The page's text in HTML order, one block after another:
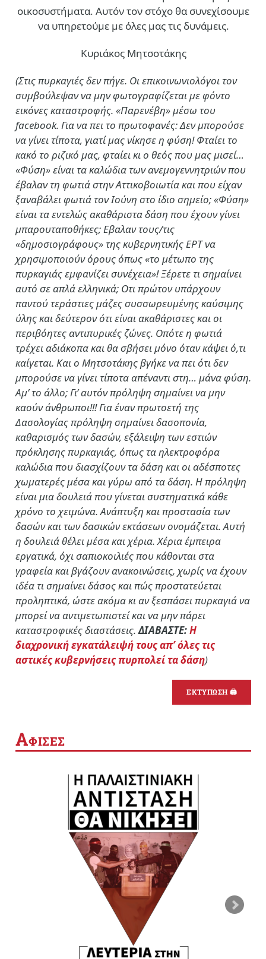
οικοσυστήματα. Αυτόν τον στόχο θα συνεχίσουμε
να υπηρετούμε με όλες μας τις δυνάμεις.
Κυριάκος Μητσοτάκης
(Στις πυρκαγιές δεν πήγε. Οι επικοινωνιολόγοι τον
συμβούλεψαν να μην φωτογραφίζεται με φόντο
εικόνες καταστροφής. «Παρενέβη» μέσω του
facebook. Για να πει το πρωτοφανές: Δεν μπορούσε
να γίνει τίποτα, γιατί μας νίκησε η φύση! Φταίει το
κακό το ριζικό μας, φταίει κι ο θεός που μας μισεί…
«Φύση» είναι τα καλώδια των ανεμογεννητριών που
έβαλαν τη φωτιά στην Αττικοβοιωτία και που είχαν
ξαναβάλει φωτιά τον Ιούνη στο ίδιο σημείο; «Φύση»
είναι τα εντελώς ακαθάριστα δάση που έχουν γίνει
μπαρουταποθήκες; Εβαλαν τους/τις
«δημοσιογράφους» της κυβερνητικής ΕΡΤ να
χρησιμοποιούν όρους όπως «το μέτωπο της
πυρκαγιάς εμφανίζει συνέχεια»! Ξέρετε τι σημαίνει
αυτό σε απλά ελληνικά; Οτι πρώτον υπάρχουν
παντού τεράστιες μάζες συσσωρευμένης καύσιμης
ύλης και δεύτερον ότι είναι ακαθάριστες και οι
περιβόητες αντιπυρικές ζώνες. Οπότε η φωτιά
τρέχει αδιάκοπα και θα σβήσει μόνο όταν κάψει ό,τι
καίγεται. Και ο Μητσοτάκης βγήκε να πει ότι δεν
μπορούσε να γίνει τίποτα απέναντι στη… μάνα φύση.
Αμ’ το άλλο; Γι’ αυτόν πρόληψη σημαίνει να μην
καούν άνθρωποι!!! Για έναν πρωτοετή της
Δασολογίας πρόληψη σημαίνει δασοπονία,
καθαρισμός των δασών, εξάλειψη των εστιών
πρόκλησης πυρκαγιάς, όπως τα ηλεκτροφόρα
καλώδια που διασχίζουν τα δάση και οι αδέσποτες
χωματερές μέσα και γύρω από τα δάση. Η πρόληψη
είναι μια δουλειά που γίνεται συστηματικά κάθε
χρόνο το χειμώνα. Ανάπτυξη και προστασία των
δασών και των δασικών εκτάσεων ονομάζεται. Αυτή
η δουλειά θέλει μέσα και χέρια. Χέρια έμπειρα
εργατικά, όχι σαπιοκοιλιές που κάθονται στα
γραφεία και βγάζουν ανακοινώσεις, χωρίς να έχουν
ιδέα τι σημαίνει δάσος και πώς προστατεύεται
προληπτικά, ώστε ακόμα κι αν ξεσπάσει πυρκαγιά να
μπορεί να αντιμετωπιστεί και να μην πάρει
καταστροφικές διαστάσεις.ΔΙΑΒΑΣΤΕ:Η
διαχρονική εγκατάλειψή τους απ’ όλες τις
αστικές κυβερνήσεις πυρπολεί τα δάση)
ΕΚΤΥΠΩΣΗ 🖨
ΑΦΙΣΕΣ